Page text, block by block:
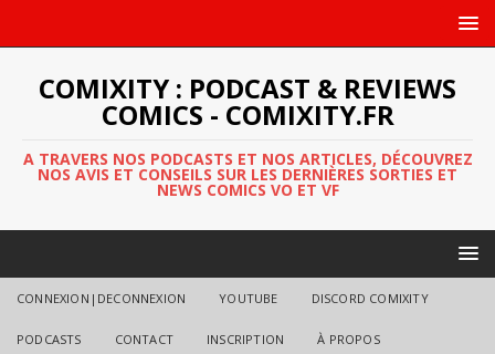
COMIXITY : PODCAST & REVIEWS
COMICS - COMIXITY.FR
A TRAVERS NOS PODCASTS ET NOS ARTICLES, DÉCOUVREZ
NOS AVIS ET CONSEILS SUR LES DERNIÈRES SORTIES ET
NEWS COMICS VO ET VF
CONNEXION|DECONNEXION YOUTUBE DISCORD COMIXITY
PODCASTS CONTACT INSCRIPTION À PROPOS